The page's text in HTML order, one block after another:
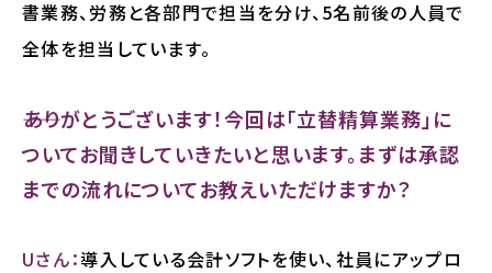
書業務、労務と各部門で担当を分け、5名前後の人員で
全体を担当しています。
――ありがとうございます！今回は「立替精算業務」に
ついてお聞きしていきたいと思います。まずは承認
までの流れについてお教えいただけますか？
Uさん：導入している会計ソフトを使い、社員にアップロ